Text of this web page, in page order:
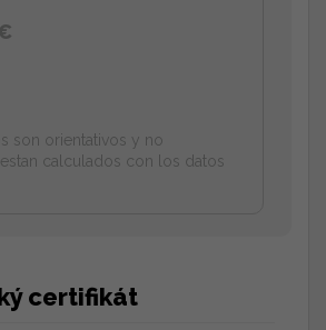
son orientativos y no
calculados con los datos
certifikát